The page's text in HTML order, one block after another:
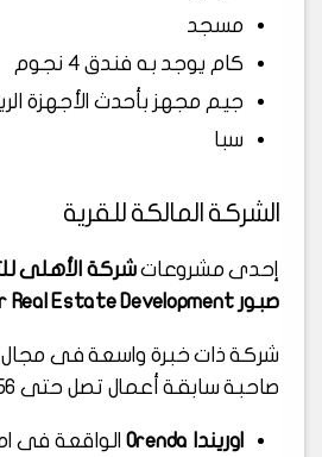
مسجد
كام يوجد به فندق 4 نجوم
جيم مجهز بأحدث الأجهزة
سبا
الشركة المالكة للقرية
إحدى مشروعاتشركة الأهلى
صبور Al Ahly For Real Estate Development
شركة ذات خبرة واسعة فى مجال
صاحبة سابقة أعمال تصل حتى 56 مشروع منها
اوريندا Orenda
الواقعة فى